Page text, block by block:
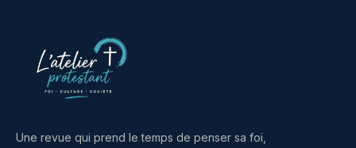
Une revue qui prend le temps de penser sa foi,